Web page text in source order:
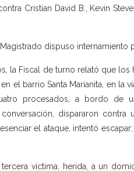
Cristian David B., Kevin
dispuso internamiento
la Fiscal de turno relató que
el barrio Santa Marianita, en la
procesados, a bordo de
dispararon contra
el ataque, intentó
víctima, herida, a un